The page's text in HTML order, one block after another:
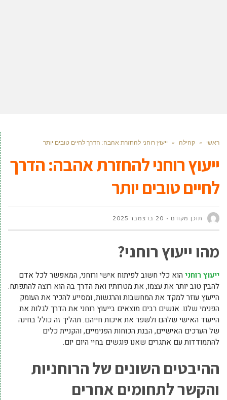
ראשי » קהילה » ייעוץ רוחני להחזרת אהבה: הדרך לחיים טובים יותר
ייעוץ רוחני להחזרת אהבה: הדרך
לחיים טובים יותר
תוכן מקודם 20 בדצמבר 2025
מהו ייעוץ רוחני?
ייעוץ רוחני הוא כלי חשוב לפיתוח אישי ורוחני, המאפשר לכל אדם
להבין טוב יותר את עצמו, את מטרותיו ואת הדרך בה הוא רוצה להתפתח.
הייעוץ עוזר למקד את המחשבות והרגשות, ומסייע להכיר את העומק
הפנימי שלנו. אנשים רבים מוצאים בייעוץ רוחני את הדרך לגלות את
הייעוד האישי שלהם ולשפר את איכות חייהם. תהליך זה כולל בחינה
של הערכים האישיים, הבנת הכוחות הפנימיים, והקניית כלים
להתמודדות עם אתגרים שאנו פוגשים בחיי היום יום.
ההיבטים השונים של הרוחניות
והקשר לתחומים אחרים